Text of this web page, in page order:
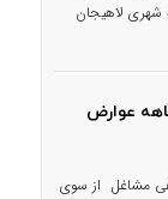
شهری لاهیجان
عوارض
مشاغل از سوی